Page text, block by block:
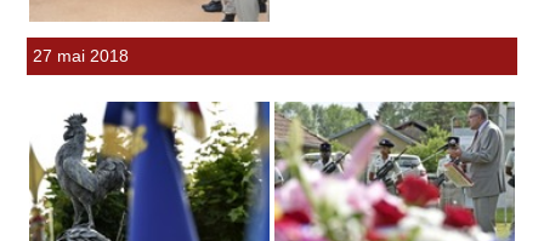
27 mai 2018